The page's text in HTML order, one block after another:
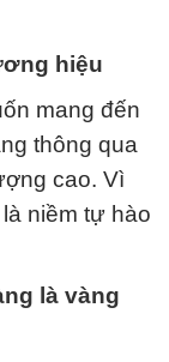
hiệu
mang đến
thông qua
cao. Vì
niềm tự hào
là vàng